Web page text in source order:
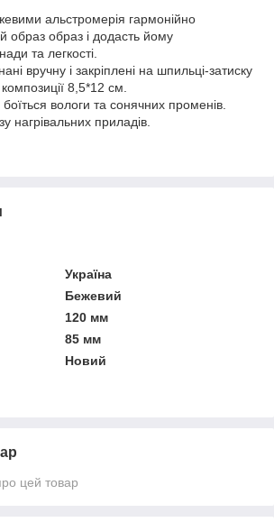
альстромерія гармонійно
образ образ і додасть йому
та легкості.
вручну і закріплені на шпильці-затиску
8,5*12 см.
вологи та сонячних променів.
нагрівальних приладів.
Україна
Бежевий
120 мм
85 мм
Новий
цей товар